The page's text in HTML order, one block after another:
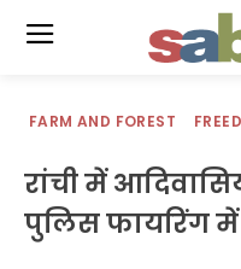
FARM AND FOREST
रांची में
पुलिस फायरिंग